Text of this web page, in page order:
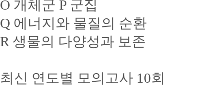
O 개체군 P 군집
Q 에너지와 물질의 순환
R 생물의 다양성과 보존
최신 연도별 모의고사 10회